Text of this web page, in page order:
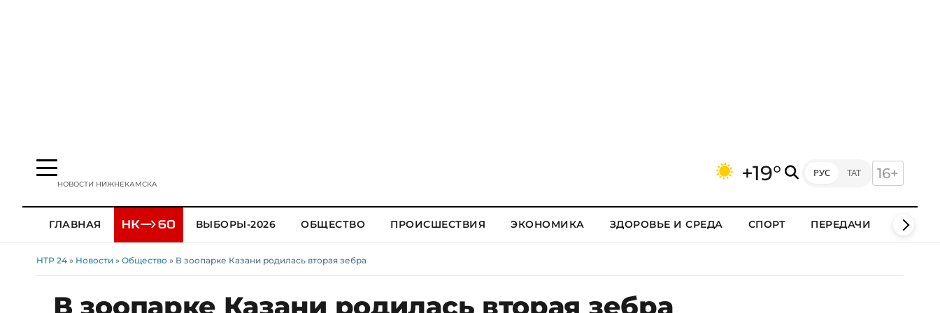
НОВОСТИ НИЖНЕКАМСКА +19° РУС ТАТ 16+
ГЛАВНАЯ ВЫБОРЫ-2026 ОБЩЕСТВО ПРОИСШЕСТВИЯ ЭКОНОМИКА ЗДОРОВЬЕ И СРЕДА СПОРТ ПЕРЕДАЧИ КЛИПЫ
НТР 24 » Новости » Общество » В зоопарке Казани родилась вторая зебра
В зоопарке Казани родилась вторая зебра